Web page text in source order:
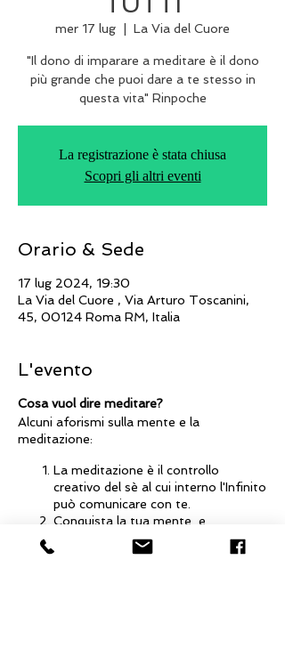
mer 17 lug La Via del Cuore
"Il dono di imparare a meditare è il dono
più grande che puoi dare a te stesso in
questa vita" Rinpoche
La registrazione è stata chiusa
Scopri gli altri eventi
Orario & Sede
17 lug 2024, 19:30
La Via del Cuore , Via Arturo Toscanini,
45, 00124 Roma RM, Italia
L'evento
Cosa vuol dire meditare?
Alcuni aforismi sulla mente e la
meditazione:
La meditazione è il controllo
creativo del sè al cui interno l'Infinito
può comunicare con te.
Conquista la tua mente e
conquisterai il mondo. Quale
mente? Quella subconscia. Se